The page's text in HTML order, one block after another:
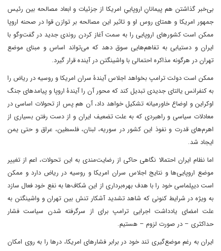
بی‌خبر گذاشتن هم پیمانانِ اروپاییِ امریکا از جزئیات و ابعاد مصالحه‌ بین رئیس
جمهور امریکا و همتای روس او و تاثیر این مصالحه بر توازن قوا در صحنه اروپا
ممکن است کشورهای اروپایی را به سمت آغاز کردن روندی جدید در گفت‌وگو با
ایران و دستیابی به تفاهم‌هایی سوق دهد که می‌تواند اساس و مبنای موضع
تهران در هرگونه مذاکره احتمالی با واشینگتن در آینده قرار گیرد.
ممکن است دولت ترامپ بخواهد اجلاس آیندۀ سران امریکا و روسیه در ریاض را
به کنفرانس یالتای جدیدی تبدیل کند که محور آن را آیندۀ اروپا و پیامدهای جنگ
اوکراین و اوضاع خاورمیانه تشکیل خواهد داد، آن هم پس از تحولات اساسی در
معادلات سیاسی و راهبردی که به علت تضعیف ایران و از دست رفتن بسیاری از
اهرم‌های قدرت و نفوذ این کشور در سوریه، لبنان، فلسطین، عراق و حتی یمن
ایجاد شد.
اما نظام ایران احتمالا نگاهی حاکی از رضایت‌مندی به این تحولات، اعم از تغییر
موضع اروپایی‌ها و نتایج اجلاس سران امریکا و روسیه در ریاض دارد و ممکن
است دیپلماسی خود را با هدف بهره‌برداری از این شکاف‌ها به نفع خود فعال سازد
به ویژه در شرایط کنونی که شاهد تشدید آشکار تنش بین تهران و واشینگتن به
علت امضای یادداشت اجرایی ترامپ برای از سرگرفته شدن سیاست فشار
حداکثری – در صورت لزوم – هستیم.
ایران به رغم موضع‌گیری تند خود در برابر فشارهای امریکا، درها را به روی امکان